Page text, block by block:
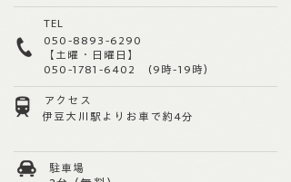
TEL
050-8893-6290
【土曜・日曜日】
050-1781-6402 (9時-19時）
アクセス
伊豆大川駅よりお車で約4分
​駐車場